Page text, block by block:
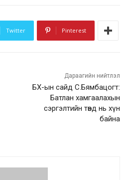
Twitter Pinterest
Дараагийн нийтлэл
БХ-ын сайд С.Бямбацогт:
Батлан хамгаалахын
сэргэлтийн төвд нь хүн
байна